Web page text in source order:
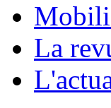
La